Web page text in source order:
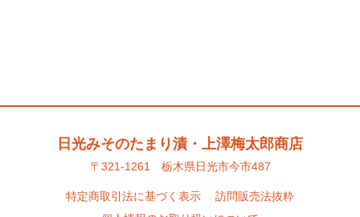
日光みそのたまり漬・上澤梅太郎商店
〒321-1261 栃木県日光市今市487
特定商取引法に基づく表示
訪問販売法抜粋